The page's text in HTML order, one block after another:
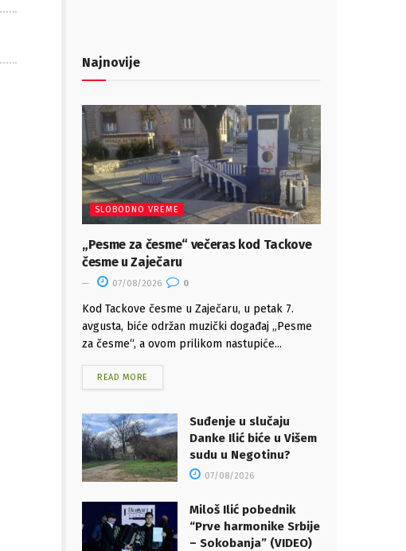
Najnovije
SLOBODNO VREME
„Pesme za česme“ večeras kod Tackove
česme u Zaječaru
07/08/2026 0
Kod Tackove česme u Zaječaru, u petak 7.
avgusta, biće održan muzički događaj „Pesme
za česme“, a ovom prilikom nastupiće...
READ MORE
Suđenje u slučaju
Danke Ilić biće u Višem
sudu u Negotinu?
07/08/2026
Miloš Ilić pobednik
“Prve harmonike Srbije
– Sokobanja” (VIDEO)